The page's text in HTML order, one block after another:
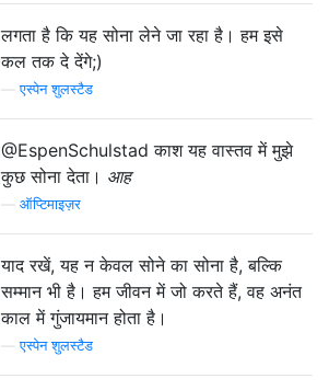
लगता है कि यह सोना लेने जा रहा है। हम इसे
कल तक दे देंगे;)
—एस्पेन शुलस्टैड
@EspenSchulstad काश यह वास्तव में मुझे
कुछ सोना देता। आह
ऑप्टिमाइज़र
याद रखें, यह न केवल सोने का सोना है, बल्कि
सम्मान भी है। हम जीवन में जो करते हैं, वह अनंत
काल में गुंजायमान होता है।
—एस्पेन शुलस्टैड